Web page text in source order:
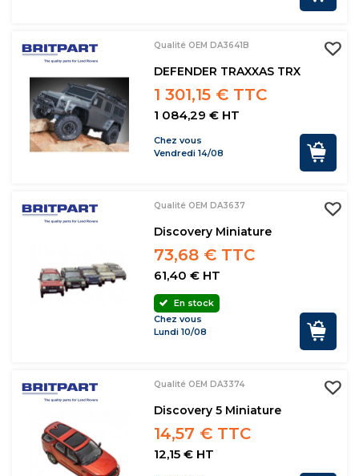
Qualité OEM DA3641B
DEFENDER TRAXXAS TRX
1 301,15 € TTC
1 084,29 € HT
Chez vous
Vendredi 14/08
Qualité OEM DA3637
Discovery Miniature
73,68 € TTC
61,40 € HT
En stock
Chez vous
Lundi 10/08
Qualité OEM DA3374
Discovery 5 Miniature
14,57 € TTC
12,15 € HT